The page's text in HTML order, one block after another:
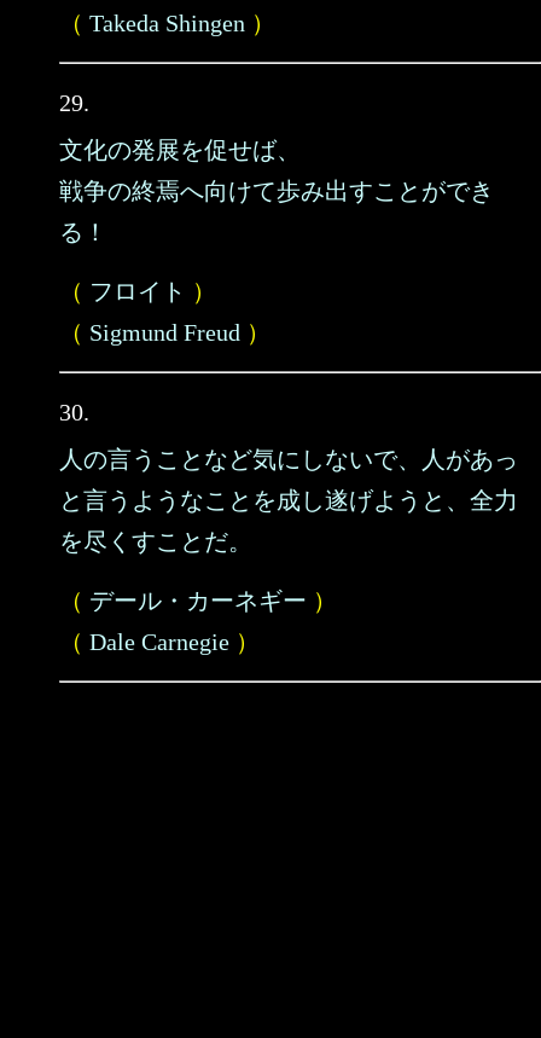
（ Takeda Shingen ）
29.
文化の発展を促せば、
戦争の終焉へ向けて歩み出すことができ
る！
（ フロイト ）
（ Sigmund Freud ）
30.
人の言うことなど気にしないで、人があっ
と言うようなことを成し遂げようと、全力
を尽くすことだ。
（ デール・カーネギー ）
（ Dale Carnegie ）